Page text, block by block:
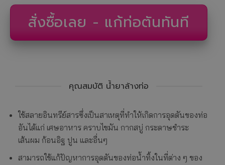
สั่งซื้อเลย - แก้ท่อตันทันที
คุณสมบัติ น้ำยาล้างท่อ
ใช้สลายอินทรีย์สารซึ่งเป็นสาเหตุที่ทำให้เกิดการอุดตันของท่อ
อันได้แก่ เศษอาหาร คราบไขมัน กากสบู่ กระดาษชำระ
เส้นผม ก้อนอิฐ ปูน และอื่นๆ
สามารถใช้แก้ปัญหาการอุดตันของท่อน้ำทิ้งในที่ต่าง ๆ ของ